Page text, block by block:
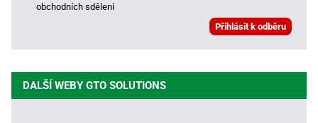
obchodních sdělení
DALŠÍ WEBY GTO SOLUTIONS